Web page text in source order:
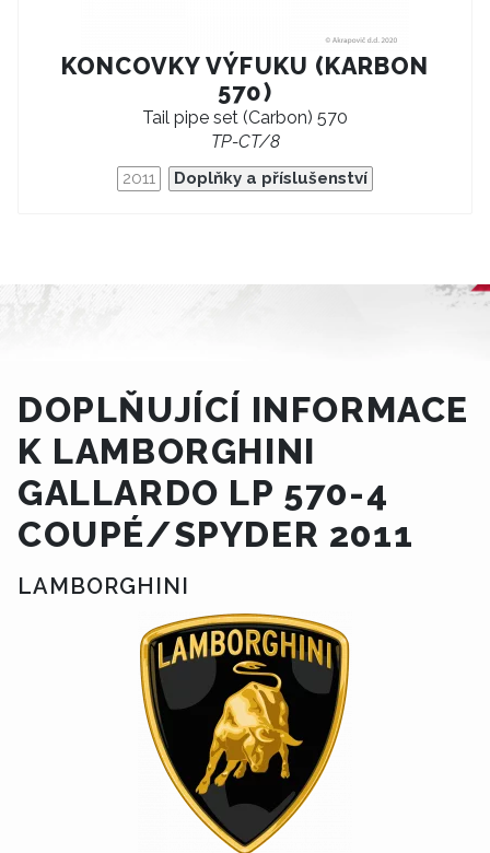
KONCOVKY VÝFUKU (KARBON
570)
Tail pipe set (Carbon) 570
TP-CT/8
2011 Doplňky a příslušenství
DOPLŇUJÍCÍ INFORMACE
K LAMBORGHINI
GALLARDO LP 570-4
COUPÉ/SPYDER 2011
LAMBORGHINI